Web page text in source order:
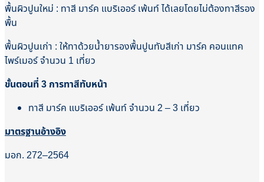
พื้นผิวปูนใหม่ : ทาสี มาร์ค แบริเออร์ เพ้นท์ ได้เลยโดยไม่ต้องทาสีรอง
พื้น
พื้นผิวปูนเก่า : ให้ทาด้วยน้ำยารองพื้นปูนทับสีเก่า มาร์ค คอนแทค
ไพร์เมอร์ จํานวน 1 เที่ยว
ขั้นตอนที่ 3 การทาสีทับหน้า
ทาสี มาร์ค แบริเออร์ เพ้นท์ จำนวน 2 – 3 เที่ยว
มาตรฐานอ้างอิง
มอก. 272–2564